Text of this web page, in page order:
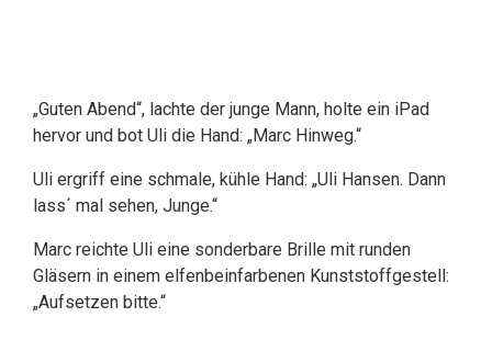
„Guten Abend“, lachte der junge Mann, holte ein iPad
hervor und bot Uli die Hand: „Marc Hinweg.“
Uli ergriff eine schmale, kühle Hand: „Uli Hansen. Dann
lass´ mal sehen, Junge.“
Marc reichte Uli eine sonderbare Brille mit runden
Gläsern in einem elfenbeinfarbenen Kunststoffgestell:
„Aufsetzen bitte.“